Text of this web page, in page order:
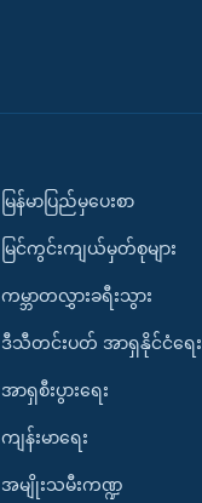
မြန်မာပြည်မှပေးစာ
မြင်ကွင်းကျယ်မှတ်စုများ
ကမ္ဘာတလွှားခရီးသွား
ဒီသီတင်းပတ် အာရှနိုင်ငံရေး
အာရှစီးပွားရေး
ကျန်းမာရေး
အမျိုးသမီးကဏ္ဍ